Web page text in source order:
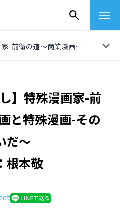
【10月期募集なし】特殊漫画家-前衛の道〜商業漫画と特殊漫画-そのあいだ〜
心として
ン･ラボ
】特殊漫画家-前
と特殊漫画-その
だ〜
根本敬